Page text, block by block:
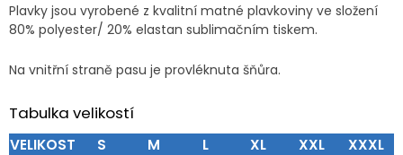
Plavky jsou vyrobené z kvalitní matné plavkoviny ve složení
80% polyester/ 20% elastan sublimačním tiskem.
Na vnitřní straně pasu je provléknuta šňůra.
Tabulka velikostí
VELIKOST S M L XL XXL XXXL